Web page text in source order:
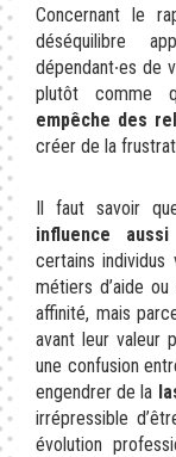
Concernant le
déséquilibre
dépendant∙es de
plutôt comme
empêche des
créer de la
Il faut savoir
influence
certains
métiers d’aide
affinité, mais
avant leur valeur
une confusion
engendrer de la
irrépressible
évolution